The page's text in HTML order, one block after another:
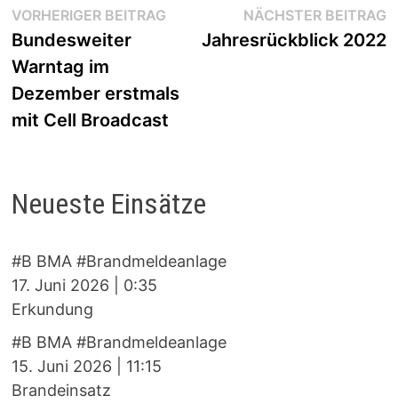
Beitragsnavigation
VORHERIGER BEITRAGVorheriger
Beitrag:
Bundesweiter
Warntag im
Dezember erstmals
mit Cell Broadcast
NÄCHSTER BEITRAG
Jahresrückblick 2022
Neueste Einsätze
#B BMA #Brandmeldeanlage
17. Juni 2026
0:35
Erkundung
#B BMA #Brandmeldeanlage
15. Juni 2026
11:15
Brandeinsatz